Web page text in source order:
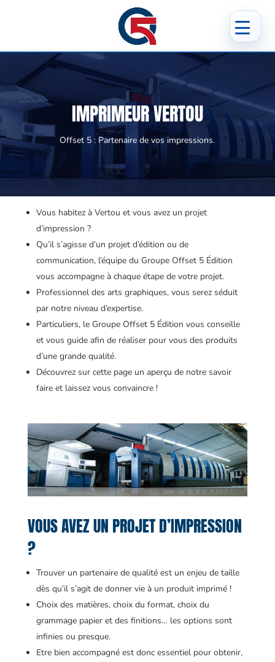
IMPRIMEUR VERTOU
Offset 5 : Partenaire de vos impressions.
Vous habitez à Vertou et vous avez un projet
d’impression ?
Qu’il s’agisse d’un projet d’édition ou de
communication, l’équipe du Groupe Offset 5 Édition
vous accompagne à chaque étape de votre projet.
Professionnel des arts graphiques, vous serez séduit
par notre niveau d’expertise.
Particuliers, le Groupe Offset 5 Édition vous conseille
et vous guide afin de réaliser pour vous des produits
d’une grande qualité.
Découvrez sur cette page un aperçu de notre savoir
faire et laissez vous convaincre !
VOUS AVEZ UN PROJET D’IMPRESSION
?
Trouver un partenaire de qualité est un enjeu de taille
dès qu’il s’agit de donner vie à un produit imprimé !
Choix des matières, choix du format, choix du
grammage papier et des finitions… les options sont
infinies ou presque.
Etre bien accompagné est donc essentiel pour obtenir,